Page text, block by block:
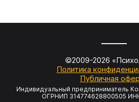
©2009-2026
Политика
Публичная
Индивидуальный предприниматель
ОГРНИП 314774628800505